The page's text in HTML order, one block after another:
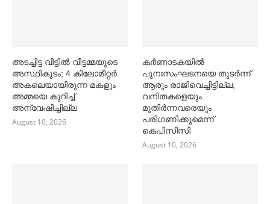
അടച്ചിട്ട വീട്ടില്‍ വീട്ടമ്മയുടെ
അസ്ഥികൂടം; 4 കിലോമീറ്റര്‍
അകലെയായിരുന്ന മകളും
അമ്മയെ കുറിച്ച്‌
അന്വേഷിച്ചില്ല
August 10, 2026
കര്‍ണാടകയില്‍
പുനഃസംഘടനയെ തുടര്‍ന്ന്
ആരും രാജിവെച്ചിട്ടില്ല;
വനിതകളെയും
മുതിര്‍ന്നവരെയും
പരിഗണിക്കുമെന്ന്
കെപിസിസി
August 10, 2026